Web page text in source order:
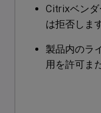
Citrixベンダ
は拒否しま
製品内のラ
用を許可ま